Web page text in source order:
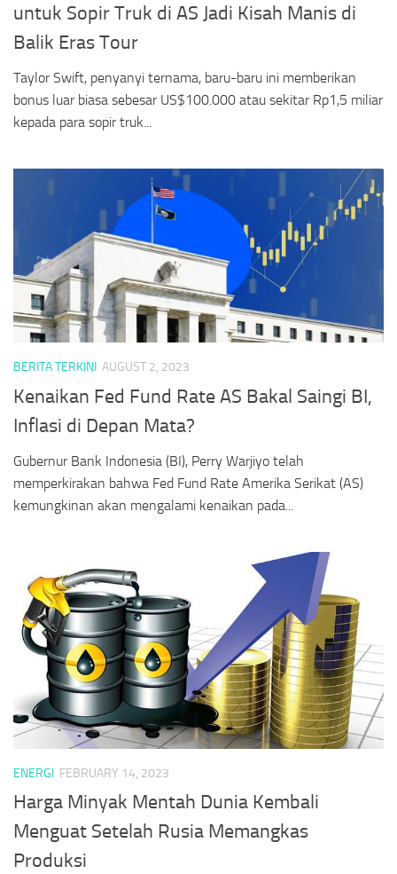
untuk Sopir Truk di AS Jadi Kisah Manis di
Balik Eras Tour
Taylor Swift, penyanyi ternama, baru-baru ini memberikan
bonus luar biasa sebesar US$100.000 atau sekitar Rp1,5 miliar
kepada para sopir truk...
BERITA TERKINI AUGUST 2, 2023
Kenaikan Fed Fund Rate AS Bakal Saingi BI,
Inflasi di Depan Mata?
Gubernur Bank Indonesia (BI), Perry Warjiyo telah
memperkirakan bahwa Fed Fund Rate Amerika Serikat (AS)
kemungkinan akan mengalami kenaikan pada...
ENERGI FEBRUARY 14, 2023
Harga Minyak Mentah Dunia Kembali
Menguat Setelah Rusia Memangkas
Produksi